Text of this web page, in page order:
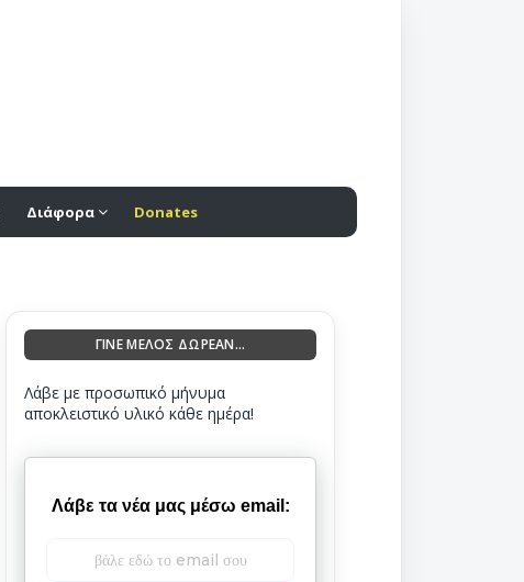
Διάφορα Donates
ΓΙΝΕ ΜΕΛΟΣ ΔΩΡΕΑΝ...
Λάβε με προσωπικό μήνυμα
αποκλειστικό υλικό κάθε ημέρα!
Λάβε τα νέα μας μέσω email: